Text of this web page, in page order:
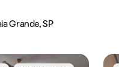
Grande, SP